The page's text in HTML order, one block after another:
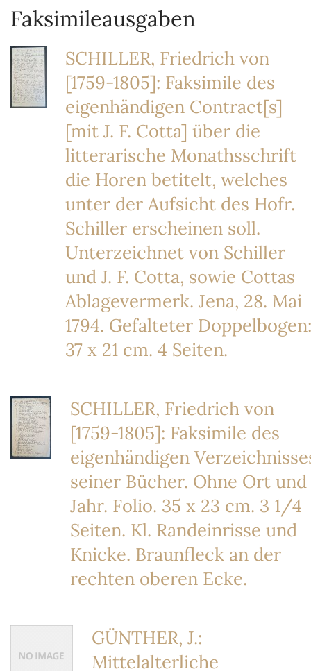
Faksimileausgaben
SCHILLER, Friedrich von
[1759-1805]: Faksimile des
eigenhändigen Contract[s]
[mit J. F. Cotta] über die
litterarische Monathsschrift
die Horen betitelt, welches
unter der Aufsicht des Hofr.
Schiller erscheinen soll.
Unterzeichnet von Schiller
und J. F. Cotta, sowie Cottas
Ablagevermerk. Jena, 28. Mai
1794. Gefalteter Doppelbogen:
37 x 21 cm. 4 Seiten.
SCHILLER, Friedrich von
[1759-1805]: Faksimile des
eigenhändigen
seiner Bücher. Ohne Ort und
Jahr. Folio. 35 x 23 cm. 3 1/4
Seiten. Kl. Randeinrisse und
Knicke. Braunfleck an der
rechten oberen Ecke.
GÜNTHER, J.:
Mittelalterliche